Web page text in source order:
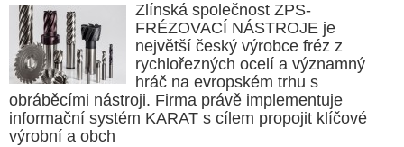
Zlínská společnost ZPS-
FRÉZOVACÍ NÁSTROJE je
největší český výrobce fréz z
rychlořezných ocelí a významný
hráč na evropském trhu s
obráběcími nástroji. Firma právě implementuje
informační systém KARAT s cílem propojit klíčové
výrobní a obch